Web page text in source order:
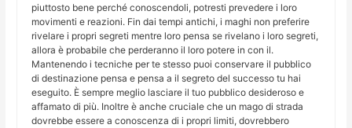
piuttosto bene perché conoscendoli, potresti prevedere i loro
movimenti e reazioni. Fin dai tempi antichi, i maghi non preferire
rivelare i propri segreti mentre loro pensa se rivelano i loro segreti,
allora è probabile che perderanno il loro potere in con il.
Mantenendo i tecniche per te stesso puoi conservare il pubblico
di destinazione pensa e pensa a il segreto del successo tu hai
eseguito. È sempre meglio lasciare il tuo pubblico desideroso e
affamato di più. Inoltre è anche cruciale che un mago di strada
dovrebbe essere a conoscenza di i propri limiti, dovrebbero